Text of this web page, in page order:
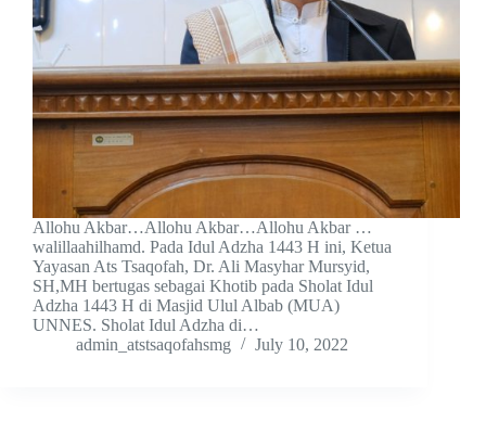
Allohu Akbar…Allohu Akbar…Allohu Akbar …
walillaahilhamd. Pada Idul Adzha 1443 H ini, Ketua
Yayasan Ats Tsaqofah, Dr. Ali Masyhar Mursyid,
SH,MH bertugas sebagai Khotib pada Sholat Idul
Adzha 1443 H di Masjid Ulul Albab (MUA)
UNNES. Sholat Idul Adzha di…
admin_atstsaqofahsmg
July 10, 2022